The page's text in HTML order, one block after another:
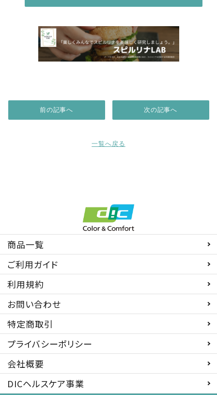
前の記事へ
一覧へ戻る
次の記事へ
商品一覧
ご利用ガイド
利用規約
お問い合わせ
特定商取引
プライバシーポリシー
会社概要
DICヘルスケア事業